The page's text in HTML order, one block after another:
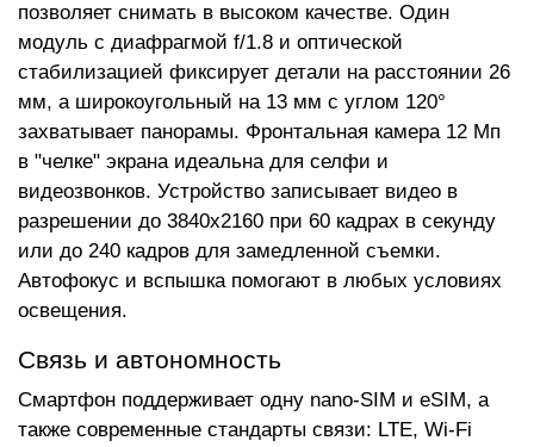
позволяет снимать в высоком качестве. Один
модуль с диафрагмой f/1.8 и оптической
стабилизацией фиксирует детали на расстоянии 26
мм, а широкоугольный на 13 мм с углом 120°
захватывает панорамы. Фронтальная камера 12 Мп
в "челке" экрана идеальна для селфи и
видеозвонков. Устройство записывает видео в
разрешении до 3840x2160 при 60 кадрах в секунду
или до 240 кадров для замедленной съемки.
Автофокус и вспышка помогают в любых условиях
освещения.
Связь и автономность
Смартфон поддерживает одну nano-SIM и eSIM, а
также современные стандарты связи: LTE, Wi-Fi